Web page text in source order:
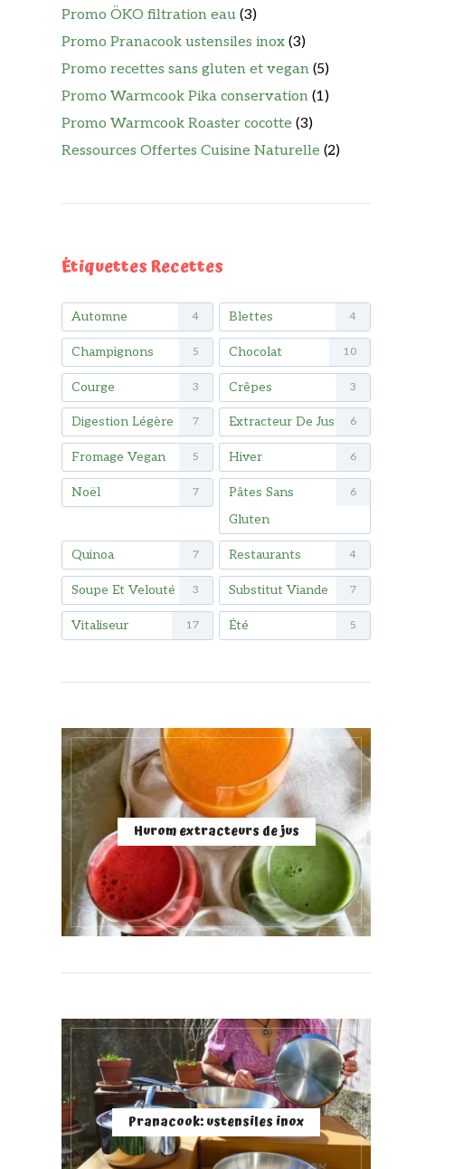
Promo ÖKO filtration eau (3)
Promo Pranacook ustensiles inox (3)
Promo recettes sans gluten et vegan (5)
Promo Warmcook Pika conservation (1)
Promo Warmcook Roaster cocotte (3)
Ressources Offertes Cuisine Naturelle (2)
Étiquettes Recettes
Automne 4 Blettes 4
Champignons 5 Chocolat 10
Courge 3 Crêpes 3
Digestion Légère 7 Extracteur De Jus 6
Fromage Vegan 5 Hiver 6
Noël 7
Pâtes Sans
Gluten
6
Quinoa 7 Restaurants 4
Soupe Et Velouté 3 Substitut Viande 7
Vitaliseur 17 Été 5
Hurom extracteurs de jus
Pranacook: ustensiles inox